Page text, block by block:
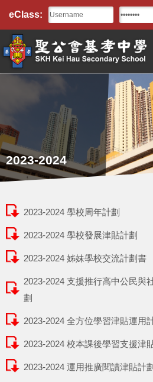
移至主內容
eClass:
2023-2024
2023-2024 學校周年計劃
2023-2024 學校發展津貼計劃
2023-2024 姊妹學校交流計劃書
2023-2024 支援推行高中公民與
劃
2023-2024 全方位學習津貼運用
2023-2024 校本課後學習支援津
2023-2024 運用推廣閱讀津貼計